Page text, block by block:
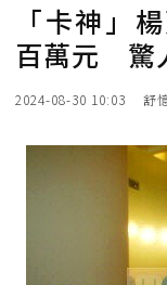
「卡神」
百萬元 驚
2024-08-30 10:03 舒